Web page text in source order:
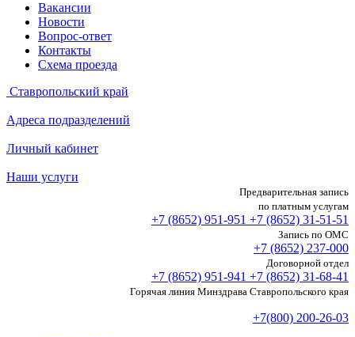
Вакансии
Новости
Вопрос-ответ
Контакты
Схема проезда
Ставропольский край
Адреса подразделений
Личный кабинет
Наши услуги
Предварительная запись
по платным услугам
+7 (8652) 951-951 +7 (8652) 31-51-51
Запись по ОМС
+7 (8652) 237-000
Договорной отдел
+7 (8652) 951-941 +7 (8652) 31-68-41
Горячая линия Минздрава Ставропольского края
+7(800) 200-26-03